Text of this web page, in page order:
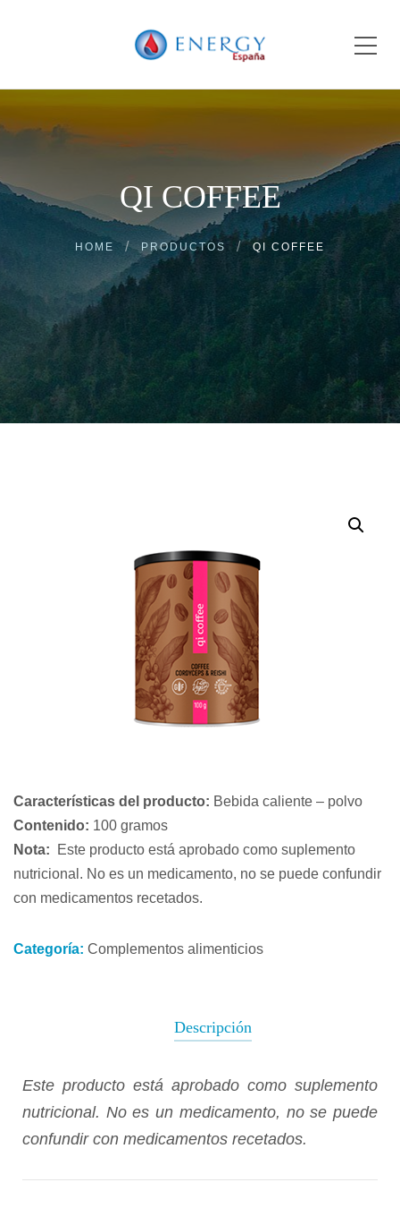
QI COFFEE
HOME PRODUCTOS QI COFFEE
Características del producto: Bebida caliente – polvo
Contenido: 100 gramos
Nota:
Este producto está aprobado como suplemento
nutricional. No es un medicamento, no se puede confundir
con medicamentos recetados.
Categoría: Complementos alimenticios
Descripción
Este producto está aprobado como suplemento
nutricional. No es un medicamento, no se puede
confundir con medicamentos recetados.